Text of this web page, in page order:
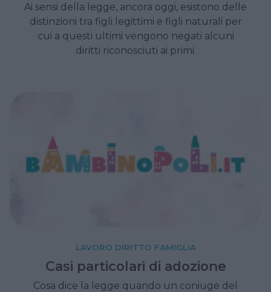
Ai sensi della legge, ancora oggi, esistono delle
distinzioni tra figli legittimi e figli naturali per
cui a questi ultimi vengono negati alcuni
diritti riconosciuti ai primi.
LAVORO DIRITTO FAMIGLIA
Casi particolari di adozione
Cosa dice la legge quando un coniuge del